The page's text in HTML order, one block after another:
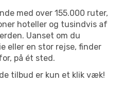
med over 155.000 ruter,
hoteller og tusindvis af
Uanset om du
eller en stor rejse, finder
på ét sted.
tilbud er kun et klik væk!